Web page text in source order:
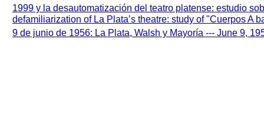
1999 y la desautomatización del teatro platense: estudio
defamiliarization of La Plata’s theatre: study of "Cuerpos A
9 de junio de 1956: La Plata, Walsh y Mayoría --- June 9,